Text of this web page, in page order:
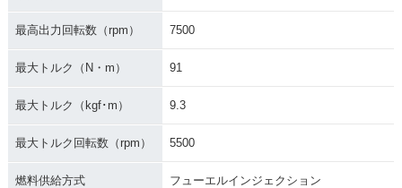
最高出力回転数（rpm） 7500
最大トルク（N・m） 91
最大トルク（kgf･m） 9.3
最大トルク回転数（rpm） 5500
燃料供給方式 フューエルインジェクション